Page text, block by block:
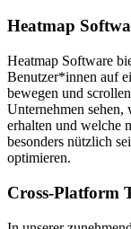
Heatmap
Heatmap Software
Benutzer*innen auf
bewegen und
Unternehmen sehen,
erhalten und welche
besonders nützlich
optimieren.
Cross-Platform